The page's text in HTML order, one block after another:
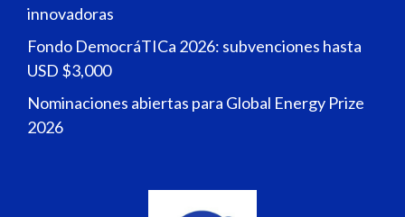
innovadoras
Fondo DemocráTICa 2026: subvenciones hasta
USD $3,000
Nominaciones abiertas para Global Energy Prize
2026